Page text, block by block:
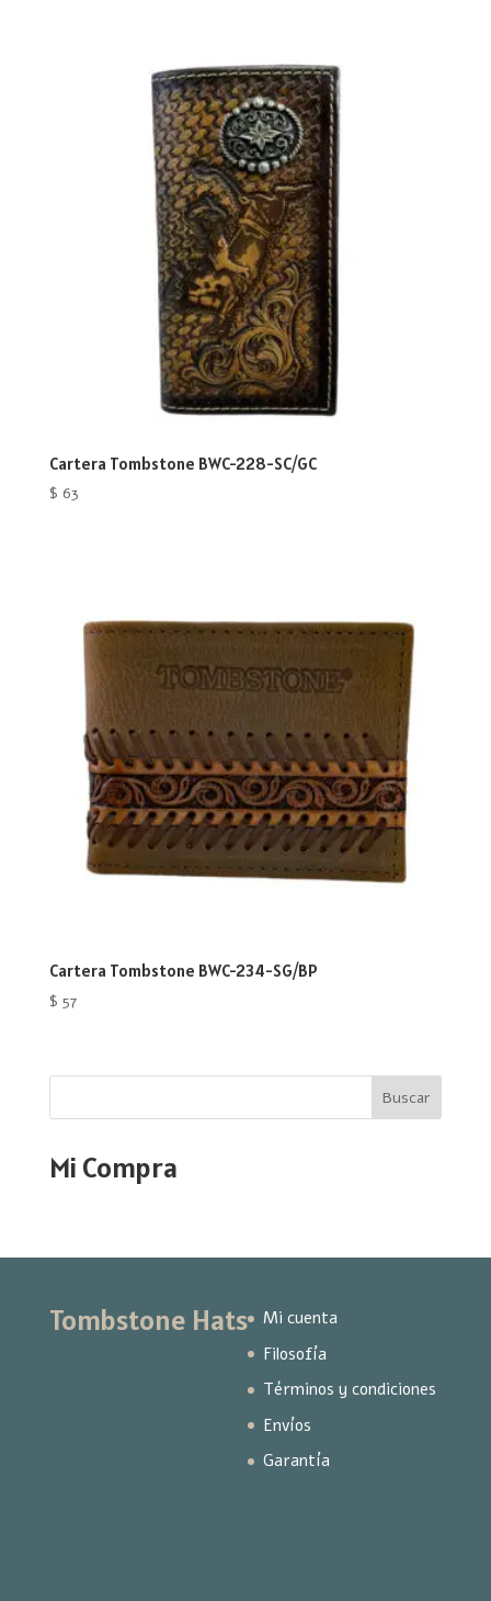
Cartera Tombstone BWC-228-SC/GC
$ 63
Cartera Tombstone BWC-234-SG/BP
$ 57
Buscar
Mi Compra
Tombstone Hats
Mi cuenta
Filosofía
Términos y condiciones
Envíos
Garantía